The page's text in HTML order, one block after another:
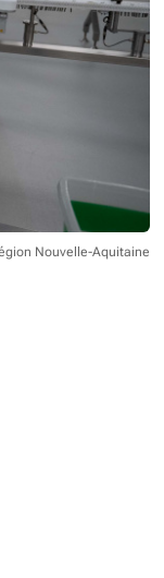
Nouvelle-Aquitaine